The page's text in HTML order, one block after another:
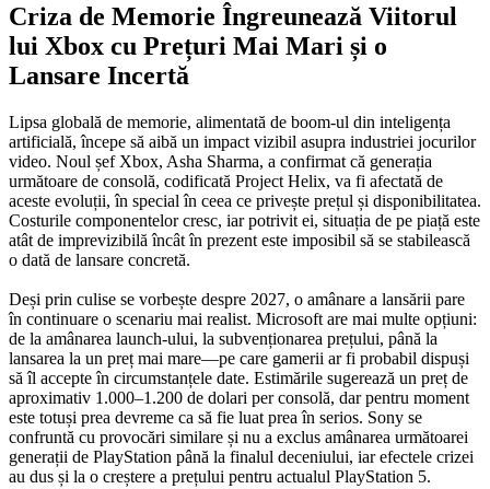
Criza de Memorie Îngreunează Viitorul
lui Xbox cu Prețuri Mai Mari și o
Lansare Incertă
Lipsa globală de memorie, alimentată de boom-ul din inteligența
artificială, începe să aibă un impact vizibil asupra industriei jocurilor
video. Noul șef Xbox, Asha Sharma, a confirmat că generația
următoare de consolă, codificată Project Helix, va fi afectată de
aceste evoluții, în special în ceea ce privește prețul și disponibilitatea.
Costurile componentelor cresc, iar potrivit ei, situația de pe piață este
atât de imprevizibilă încât în prezent este imposibil să se stabilească
o dată de lansare concretă.
Deși prin culise se vorbește despre 2027, o amânare a lansării pare
în continuare o scenariu mai realist. Microsoft are mai multe opțiuni:
de la amânarea launch-ului, la subvenționarea prețului, până la
lansarea la un preț mai mare—pe care gamerii ar fi probabil dispuși
să îl accepte în circumstanțele date. Estimările sugerează un preț de
aproximativ 1.000–1.200 de dolari per consolă, dar pentru moment
este totuși prea devreme ca să fie luat prea în serios. Sony se
confruntă cu provocări similare și nu a exclus amânarea următoarei
generații de PlayStation până la finalul deceniului, iar efectele crizei
au dus și la o creștere a prețului pentru actualul PlayStation 5.